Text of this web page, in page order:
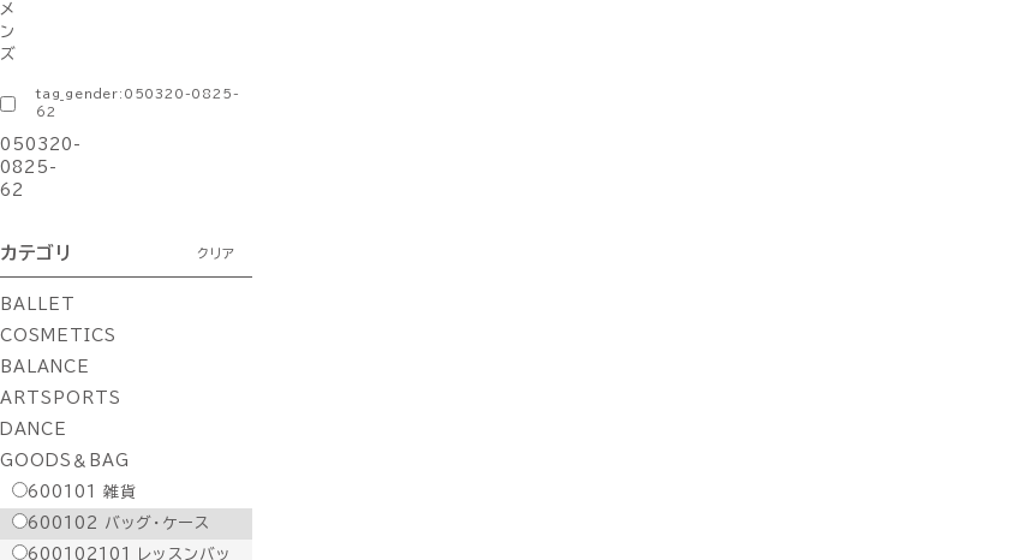
メ
ン
ズ
tag_gender:050320-0825-
62
050320-
0825-
62
カテゴリ クリア
BALLET
COSMETICS
BALANCE
ARTSPORTS
DANCE
GOODS＆BAG
600101
雑貨
600102
バッグ・ケース
600102101
レッスンバッ